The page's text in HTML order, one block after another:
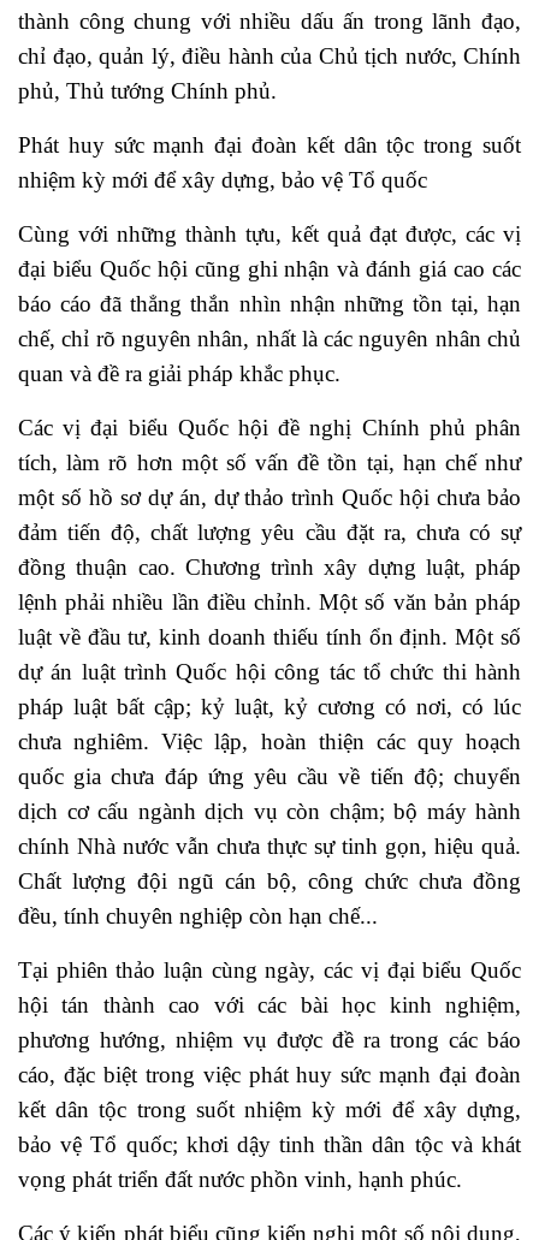
thành công chung với nhiều dấu ấn trong lãnh đạo,
chỉ đạo, quản lý, điều hành của Chủ tịch nước, Chính
phủ, Thủ tướng Chính phủ.
Phát huy sức mạnh đại đoàn kết dân tộc trong suốt
nhiệm kỳ mới để xây dựng, bảo vệ Tổ quốc
Cùng với những thành tựu, kết quả đạt được, các vị
đại biểu Quốc hội cũng ghi nhận và đánh giá cao các
báo cáo đã thẳng thắn nhìn nhận những tồn tại, hạn
chế, chỉ rõ nguyên nhân, nhất là các nguyên nhân chủ
quan và đề ra giải pháp khắc phục.
Các vị đại biểu Quốc hội đề nghị Chính phủ phân
tích, làm rõ hơn một số vấn đề tồn tại, hạn chế như
một số hồ sơ dự án, dự thảo trình Quốc hội chưa bảo
đảm tiến độ, chất lượng yêu cầu đặt ra, chưa có sự
đồng thuận cao. Chương trình xây dựng luật, pháp
lệnh phải nhiều lần điều chỉnh. Một số văn bản pháp
luật về đầu tư, kinh doanh thiếu tính ổn định. Một số
dự án luật trình Quốc hội công tác tổ chức thi hành
pháp luật bất cập; kỷ luật, kỷ cương có nơi, có lúc
chưa nghiêm. Việc lập, hoàn thiện các quy hoạch
quốc gia chưa đáp ứng yêu cầu về tiến độ; chuyển
dịch cơ cấu ngành dịch vụ còn chậm; bộ máy hành
chính Nhà nước vẫn chưa thực sự tinh gọn, hiệu quả.
Chất lượng đội ngũ cán bộ, công chức chưa đồng
đều, tính chuyên nghiệp còn hạn chế...
Tại phiên thảo luận cùng ngày, các vị đại biểu Quốc
hội tán thành cao với các bài học kinh nghiệm,
phương hướng, nhiệm vụ được đề ra trong các báo
cáo, đặc biệt trong việc phát huy sức mạnh đại đoàn
kết dân tộc trong suốt nhiệm kỳ mới để xây dựng,
bảo vệ Tổ quốc; khơi dậy tinh thần dân tộc và khát
vọng phát triển đất nước phồn vinh, hạnh phúc.
Các ý kiến phát biểu cũng kiến nghị một số nội dung,